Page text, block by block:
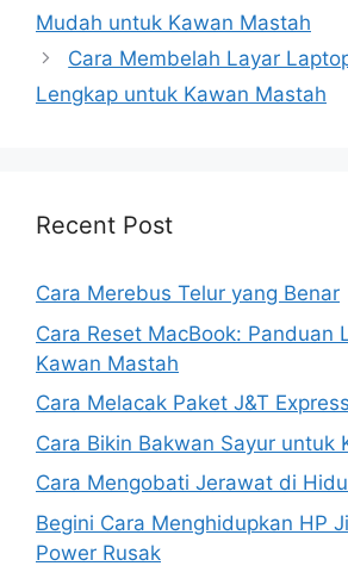
Mudah untuk Kawan Mastah
Cara Membelah Layar
Lengkap untuk Kawan Mastah
Recent Post
Cara Merebus Telur yang Benar
Cara Reset MacBook: Panduan
Kawan Mastah
Cara Melacak Paket J&T Express
Cara Bikin Bakwan Sayur untuk
Cara Mengobati Jerawat di
Begini Cara Menghidupkan HP
Power Rusak